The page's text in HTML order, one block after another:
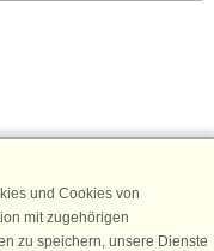
an
25 € für Ihren nächsten
den DanCenter Newsletter
und Cookies von
mit zugehörigen
zu speichern, unsere Dienste